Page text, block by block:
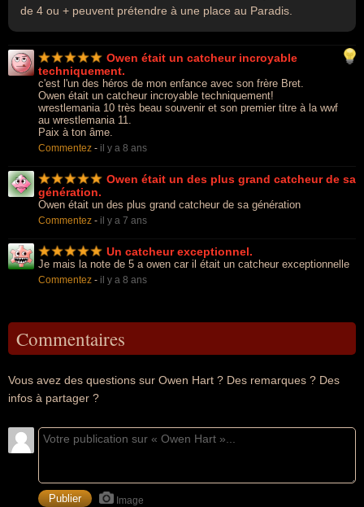
de 4 ou + peuvent prétendre à une place au Paradis.
Owen était un catcheur incroyable
techniquement.
c'est l'un des héros de mon enfance avec son frère Bret.
Owen était un catcheur incroyable techniquement!
wrestlemania 10 très beau souvenir et son premier titre à la wwf
au wrestlemania 11.
Paix à ton âme.
Commentez - il y a 8 ans
Owen était un des plus grand catcheur de sa
génération.
Owen était un des plus grand catcheur de sa génération
Commentez - il y a 7 ans
Un catcheur exceptionnel.
Je mais la note de 5 a owen car il était un catcheur exceptionnelle
Commentez - il y a 8 ans
Commentaires
Vous avez des questions sur Owen Hart ? Des remarques ? Des
infos à partager ?
Image